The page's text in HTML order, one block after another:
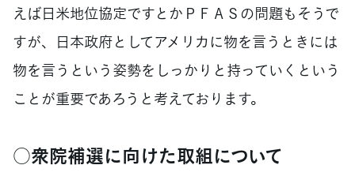
えば日米地位協定ですとかＰＦＡＳの問題もそうで
すが、日本政府としてアメリカに物を言うときには
物を言うという姿勢をしっかりと持っていくという
ことが重要であろうと考えております。
○衆院補選に向けた取組について